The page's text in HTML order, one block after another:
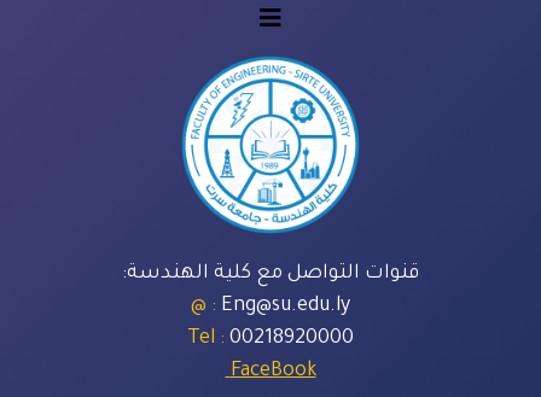
قنوات التواصل مع كلية الهندسة:
Eng@su.edu.ly
: @
00218920000
: Tel
FaceBook